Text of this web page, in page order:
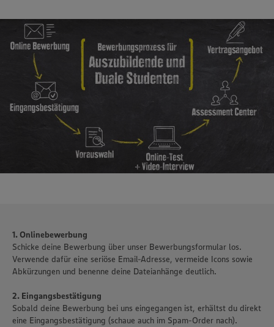
1. Onlinebewerbung
Schicke deine Bewerbung über unser Bewerbungsformular los.
Verwende dafür eine seriöse Email-Adresse, vermeide Icons sowie
Abkürzungen und benenne deine Dateianhänge deutlich.
2. Eingangsbestätigung
Sobald deine Bewerbung bei uns eingegangen ist, erhältst du direkt
eine Eingangsbestätigung (schaue auch im Spam-Order nach).